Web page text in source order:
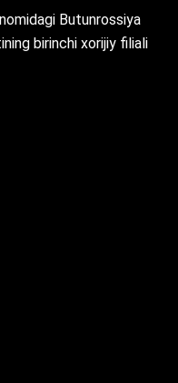
Butunrossiya
birinchi xorijiy filiali